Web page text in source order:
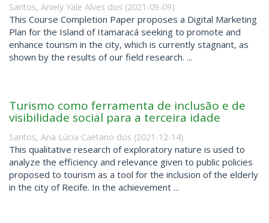
Santos, Aniely Yale Alves dos (2021-09-09)
This Course Completion Paper proposes a Digital Marketing
Plan for the Island of Itamaracá seeking to promote and
enhance tourism in the city, which is currently stagnant, as
shown by the results of our field research. ...
Turismo como ferramenta de inclusão e de
visibilidade social para a terceira idade
Santos, Ana Lúcia Caetano dos (2021-12-14)
This qualitative research of exploratory nature is used to
analyze the efficiency and relevance given to public policies
proposed to tourism as a tool for the inclusion of the elderly
in the city of Recife. In the achievement ...